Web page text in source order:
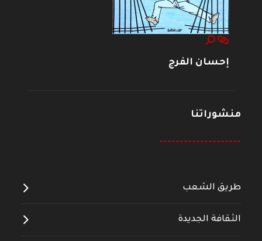
إحسان الفرج
منشوراتنا
--------------------
طريق الشعب
الثقافة الجديدة